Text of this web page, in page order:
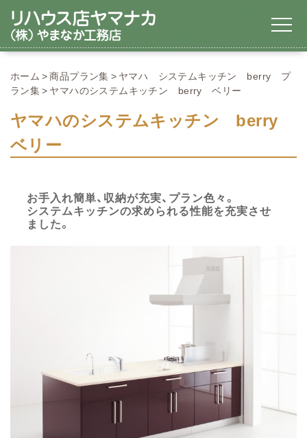
ホーム 商品プラン集
ヤマハ システムキッチン berry プ
ラン集
ヤマハのシステムキッチン berry ベリー
ヤマハのシステムキッチン berry
ベリー
お手入れ簡単、収納が充実、プラン色々。
システムキッチンの求められる性能を充実させ
ました。